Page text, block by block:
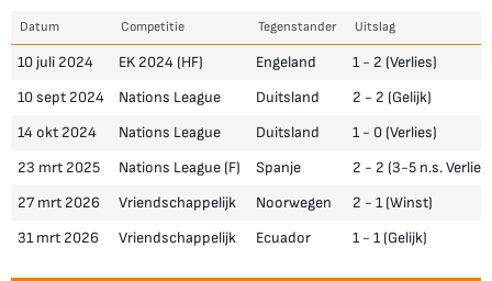
Datum Competitie Tegenstander Uitslag
10 juli 2024 EK 2024 (HF) Engeland
1 - 2 (Verlies)
10 sept 2024
Nations League Duitsland
2 - 2 (Gelijk)
14 okt 2024
Nations League Duitsland
1 - 0 (Verlies)
23 mrt 2025
Nations League (F) Spanje
2 - 2 (3-5 n.s. Verlies)
27 mrt 2026
Vriendschappelijk Noorwegen
2 - 1 (Winst)
31 mrt 2026
Vriendschappelijk Ecuador 1 - 1 (Gelijk)